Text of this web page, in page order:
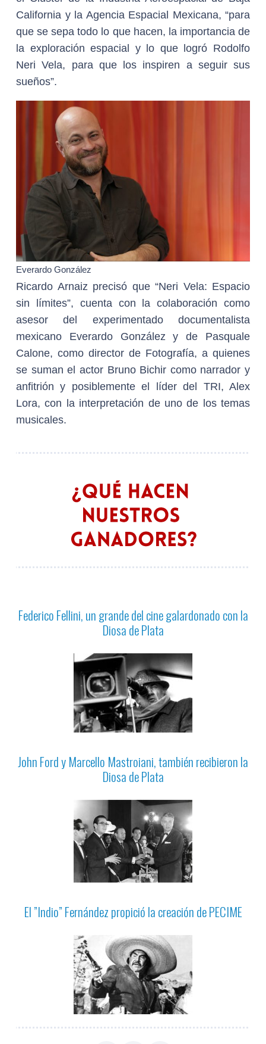
California y la Agencia Espacial Mexicana, “para
que se sepa todo lo que hacen, la importancia de
la exploración espacial y lo que logró Rodolfo
Neri Vela, para que los inspiren a seguir sus
sueños”.
Everardo González
Ricardo Arnaiz precisó que “Neri Vela: Espacio
sin límites”, cuenta con la colaboración como
asesor del experimentado documentalista
mexicano Everardo González y de Pasquale
Calone, como director de Fotografía, a quienes
se suman el actor Bruno Bichir como narrador y
anfitrión y posiblemente el líder del TRI, Alex
Lora, con la interpretación de uno de los temas
musicales.
Federico Fellini, un grande del cine galardonado con la
Diosa de Plata
John Ford y Marcello Mastroiani, también recibieron la
Diosa de Plata
El ”Indio” Fernández propició la creación de PECIME